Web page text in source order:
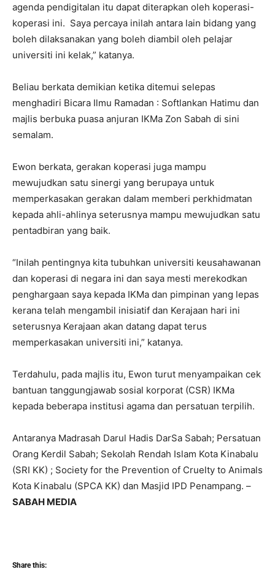
agenda pendigitalan itu dapat diterapkan oleh koperasi-
koperasi ini. Saya percaya inilah antara lain bidang yang
boleh dilaksanakan yang boleh diambil oleh pelajar
universiti ini kelak,” katanya.
Beliau berkata demikian ketika ditemui selepas
menghadiri Bicara Ilmu Ramadan : Softlankan Hatimu dan
majlis berbuka puasa anjuran IKMa Zon Sabah di sini
semalam.
Ewon berkata, gerakan koperasi juga mampu
mewujudkan satu sinergi yang berupaya untuk
memperkasakan gerakan dalam memberi perkhidmatan
kepada ahli-ahlinya seterusnya mampu mewujudkan satu
pentadbiran yang baik.
“Inilah pentingnya kita tubuhkan universiti keusahawanan
dan koperasi di negara ini dan saya mesti merekodkan
penghargaan saya kepada IKMa dan pimpinan yang lepas
kerana telah mengambil inisiatif dan Kerajaan hari ini
seterusnya Kerajaan akan datang dapat terus
memperkasakan universiti ini,” katanya.
Terdahulu, pada majlis itu, Ewon turut menyampaikan cek
bantuan tanggungjawab sosial korporat (CSR) IKMa
kepada beberapa institusi agama dan persatuan terpilih.
Antaranya Madrasah Darul Hadis DarSa Sabah; Persatuan
Orang Kerdil Sabah; Sekolah Rendah Islam Kota Kinabalu
(SRI KK) ; Society for the Prevention of Cruelty to Animals
Kota Kinabalu (SPCA KK) dan Masjid IPD Penampang. –
SABAH MEDIA
Share this: